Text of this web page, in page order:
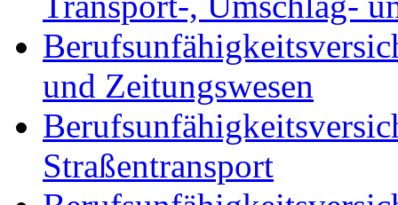
und Zeitungswesen
Straßentransport